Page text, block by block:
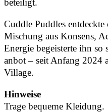
Cuddle Puddles
Mischung aus Konsens,
Energie begeisterte ihn so
anbot – seit Anfang 2024
Village.
Hinweise
Trage bequeme Kleidung.